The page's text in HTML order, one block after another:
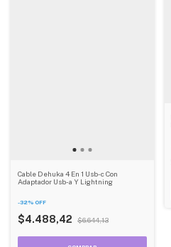
Cable Dehuka 4 En 1 Usb-c Con
Adaptador Usb-a Y Lightning
-32% OFF
$4.488,42 $6.644,13